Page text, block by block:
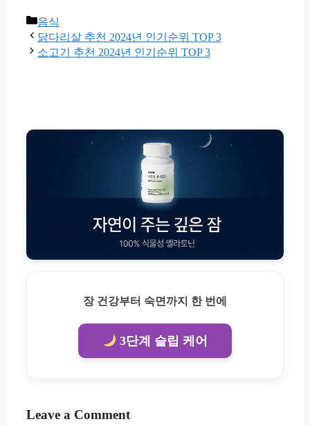
Categories
음식
닭다리살 추천 2024년 인기순위 TOP 3
소고기 추천 2024년 인기순위 TOP 3
장 건강부터 숙면까지 한 번에
3단계 슬립 케어
Leave a Comment